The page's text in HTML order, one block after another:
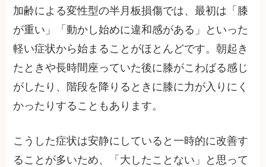
加齢による変性型の半月板損傷では、最初は「膝
が重い」「動かし始めに違和感がある」といった
軽い症状から始まることがほとんどです。朝起き
たときや長時間座っていた後に膝がこわばる感じ
がしたり、階段を降りるときに膝に力が入りにく
かったりすることもあります。
こうした症状は安静にしていると一時的に改善す
ることが多いため、「大したことない」と思って